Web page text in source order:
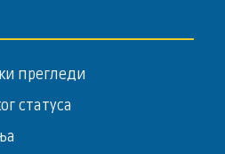
прегледи
статуса